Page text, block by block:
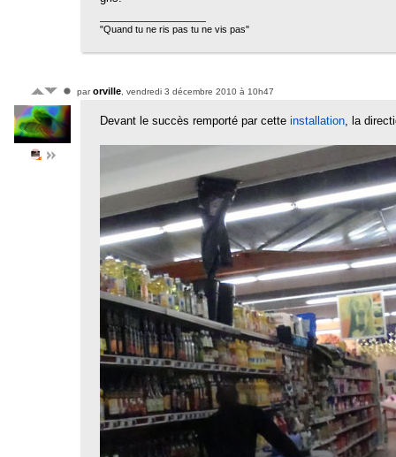
"Quand tu ne ris pas tu ne vis pas"
parorville , vendredi 3 décembre 2010 à 10h47
Devant le succès remporté par cette installation, la